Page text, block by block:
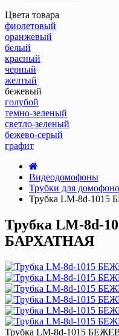
Цвета товара
фиолетовый
оранжевый
белый
красный
черный
желтый
бежевый
голубой
темно-зеленый
светло-зеленый
бежево-серый
графит
Видеодомофоны
Трубки для
Трубка LM-8d-
Трубка LM-8d-
БАРХАТНАЯ
Трубка LM-8d-1015